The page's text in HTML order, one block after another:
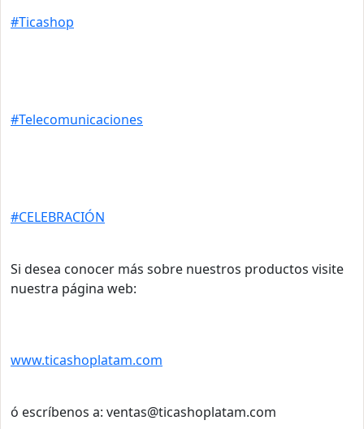
#Ticashop
#Telecomunicaciones
#CELEBRACIÓN
Si desea conocer más sobre nuestros productos visite
nuestra página web:
www.ticashoplatam.com
ó escríbenos a: ventas@ticashoplatam.com